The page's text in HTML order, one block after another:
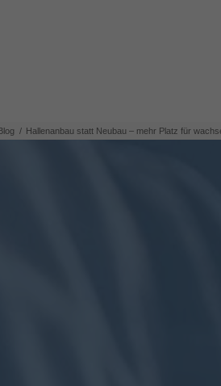
/ Hallenanbau statt Neubau – mehr Platz für